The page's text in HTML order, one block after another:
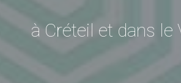
à Créteil et dans le